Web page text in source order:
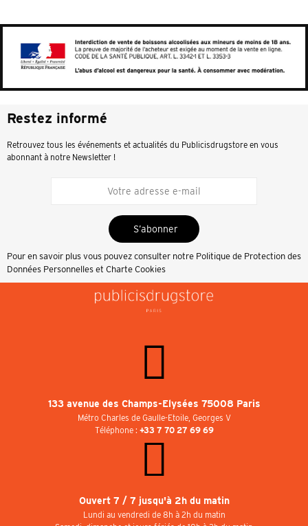
Restez informé
Retrouvez tous les événements et actualités du Publicisdrugstore en vous
abonnant à notre Newsletter !
S’abonner
Pour en savoir plus vous pouvez consulter notre Politique de Protection des
Données Personnelles et Charte Cookies
133 avenue des Champs-Elysées 75008 Paris
Métro Charles de Gaulle-Etoile, Georges V
Téléphone : +33 7 70 27 69 69
Ouvert 7 / 7 jusqu'à 2h du matin
Lundi au vendredi de 8h à 2h du matin